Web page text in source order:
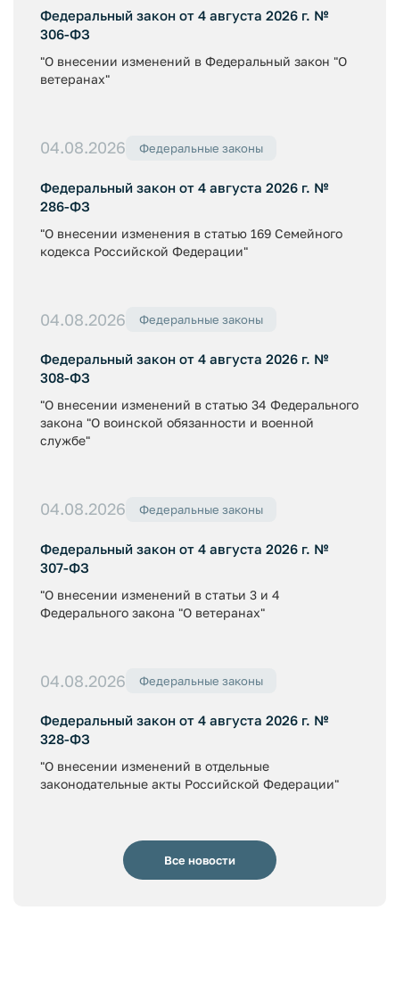
Федеральный закон от 4 августа 2026 г. №
306-ФЗ
"О внесении изменений в Федеральный закон "О
ветеранах"
04.08.2026 Федеральные законы
Федеральный закон от 4 августа 2026 г. №
286-ФЗ
"О внесении изменения в статью 169 Семейного
кодекса Российской Федерации"
04.08.2026 Федеральные законы
Федеральный закон от 4 августа 2026 г. №
308-ФЗ
"О внесении изменений в статью 34 Федерального
закона "О воинской обязанности и военной
службе"
04.08.2026 Федеральные законы
Федеральный закон от 4 августа 2026 г. №
307-ФЗ
"О внесении изменений в статьи 3 и 4
Федерального закона "О ветеранах"
04.08.2026 Федеральные законы
Федеральный закон от 4 августа 2026 г. №
328-ФЗ
"О внесении изменений в отдельные
законодательные акты Российской Федерации"
Все новости